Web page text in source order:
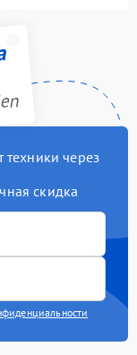
через
скидка